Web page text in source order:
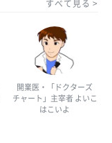
すべて見る
開業医・「ドクターズ
チャート」主宰者 よいこ
はこいよ